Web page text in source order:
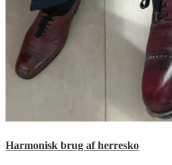
Harmonisk brug af herresko